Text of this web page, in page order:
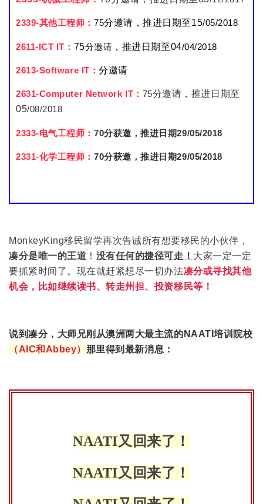
2339-其他工程师： 75分邀请 ，推进日期至15/05/2018
2611-ICT IT： 75分邀请 ，推进日期至04/04/2018
2613-Software IT：分邀请
2631-Computer Network IT： 75分邀请 ，推进日期至
05/08/2018
2333-电气工程师： 70分获邀，推进日期29/05/2018
2331-化学工程师： 70分获邀，推进日期29/05/2018
MonkeyKing移民留学再次告诫所有想要移民的小伙伴，
凑分是唯一的王道 ！ 没有任何的捷径可走！ 大家一定一定
要抓紧时间了。现在就赶紧想尽一切办法凑分或寻找其他
机会，比如继续读书、转走州担、投资移民等！
说到凑分，大师兄刚从澳洲两大最主流的NAATI培训院校
（AIC和Abbey） 那里得到最新消息：
NAATI又回来了！
NAATI又回来了！